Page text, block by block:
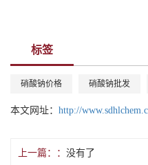
标签
硝酸钠价格 硝酸钠批发
本文网址： http://
上一篇： 没有了